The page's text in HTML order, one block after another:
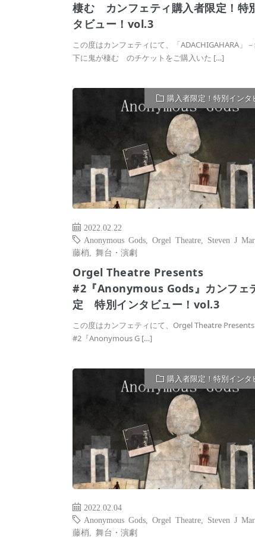
棲む カンフェティ購入者限定！特
タビュー！vol.3
この度はカンフェティにて、「ADACHIGAHARA」
下に鬼が棲む のチケットをご購入いた […]
購入者限定！特別インタ
2022.02.22
Anonymous Gods
Orgel Theatre Steven J
藤梢
舞台・演劇
Orgel Theatre Presents
#2『Anonymous Gods』カンフェ
定 特別インタビュー！vol.3
この度はカンフェティにて、Orgel Theatre Presents
#2『Anonymous G […]
購入者限定！特別インタ
2022.02.04
Anonymous Gods
Orgel Theatre Steven J
藤梢
舞台・演劇